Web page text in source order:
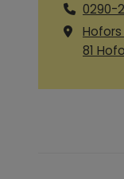
0290-
Hofors
81